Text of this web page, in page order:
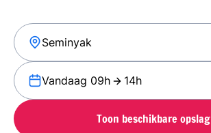
Vandaag 09h 14h
Toon beschikbare opslag